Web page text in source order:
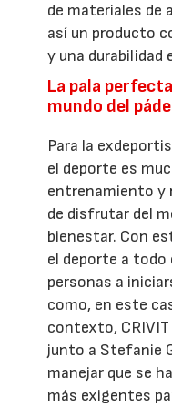
de materiales de
así un producto
y una durabilidad
La pala
mundo del
Para la
el deporte es
entrenamiento y
de disfrutar del
bienestar. Con
el deporte a todo
personas a
como, en este
contexto,
junto a Stefanie
manejar que se
más exigentes